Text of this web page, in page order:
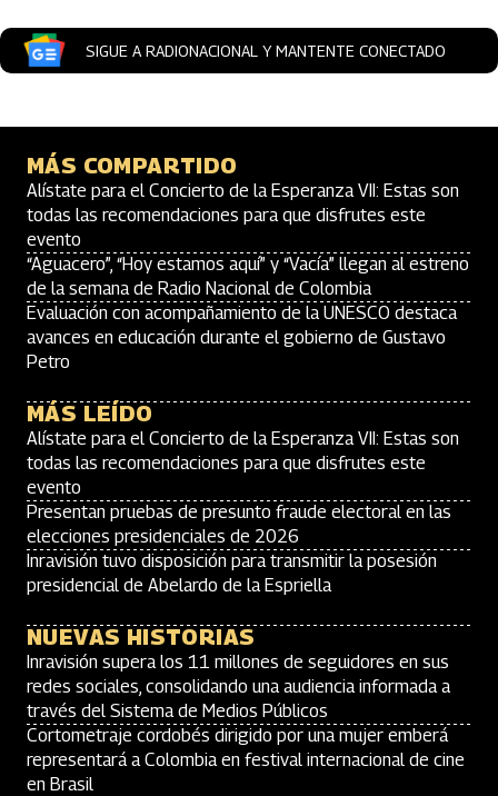
SIGUE A RADIONACIONAL Y MANTENTE CONECTADO
MÁS COMPARTIDO
Alístate para el Concierto de la Esperanza VII: Estas son
todas las recomendaciones para que disfrutes este
evento
“Aguacero”, “Hoy estamos aquí” y “Vacía” llegan al estreno
de la semana de Radio Nacional de Colombia
Evaluación con acompañamiento de la UNESCO destaca
avances en educación durante el gobierno de Gustavo
Petro
MÁS LEÍDO
Alístate para el Concierto de la Esperanza VII: Estas son
todas las recomendaciones para que disfrutes este
evento
Presentan pruebas de presunto fraude electoral en las
elecciones presidenciales de 2026
Inravisión tuvo disposición para transmitir la posesión
presidencial de Abelardo de la Espriella
NUEVAS HISTORIAS
Inravisión supera los 11 millones de seguidores en sus
redes sociales, consolidando una audiencia informada a
través del Sistema de Medios Públicos
Cortometraje cordobés dirigido por una mujer emberá
representará a Colombia en festival internacional de cine
en Brasil